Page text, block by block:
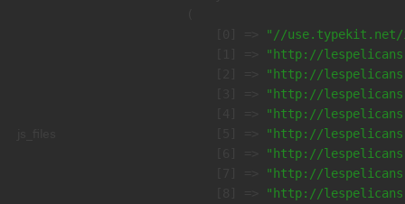
"//
"http://
"http://
"http://
"http://
"http://
"http://
"http://
"http://